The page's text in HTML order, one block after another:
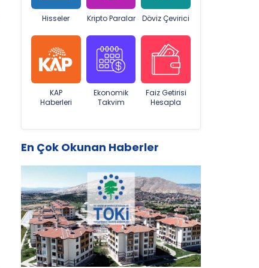
Hisseler Kripto Paralar Döviz Çevirici
KAP
Haberleri
Ekonomik
Takvim
Faiz Getirisi
Hesapla
En Çok Okunan Haberler